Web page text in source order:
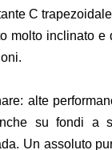
C
molto inclinato e
alte
su fondi a
Un assoluto